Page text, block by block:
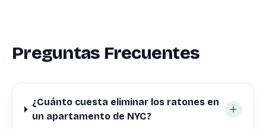
Preguntas Frecuentes
¿Cuánto cuesta eliminar los ratones en
un apartamento de NYC?